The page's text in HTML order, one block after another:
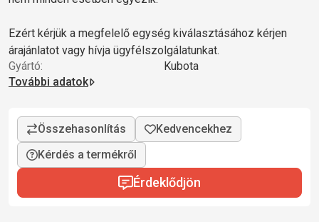
Ezért kérjük a megfelelő egység kiválasztásához kérjen
árajánlatot vagy hívja ügyfélszolgálatunkat.
Gyártó:
Kubota
További adatok
Kérdés a termékről
Érdeklődjön